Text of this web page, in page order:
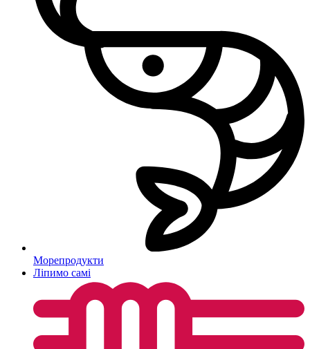
Морепродукти
Ліпимо самі